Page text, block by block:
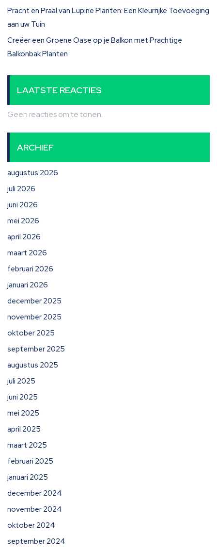
Pracht en Praal van Lupine Planten: Een Kleurrijke Toevoeging
aan uw Tuin
Creëer een Groene Oase op je Balkon met Prachtige
Balkonbak Planten
LAATSTE REACTIES
Geen reacties om te tonen.
ARCHIEF
augustus 2026
juli 2026
juni 2026
mei 2026
april 2026
maart 2026
februari 2026
januari 2026
december 2025
november 2025
oktober 2025
september 2025
augustus 2025
juli 2025
juni 2025
mei 2025
april 2025
maart 2025
februari 2025
januari 2025
december 2024
november 2024
oktober 2024
september 2024